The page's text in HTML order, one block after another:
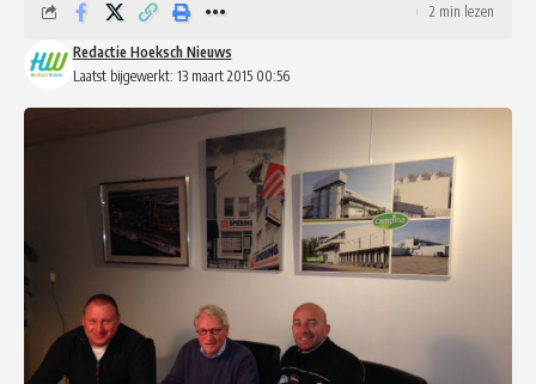
Laatst bijgewerkt: 13 maart 2015 00:56
Redactie Hoeksch Nieuws
2 min lezen